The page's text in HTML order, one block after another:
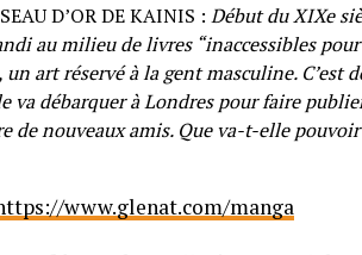
D’OR DE KAINIS : Début du XIXe
au milieu de livres “inaccessibles
art réservé à la gent masculine. C’est
va débarquer à Londres pour faire
de nouveaux amis. Que va-t-elle
www.glenat.com/manga